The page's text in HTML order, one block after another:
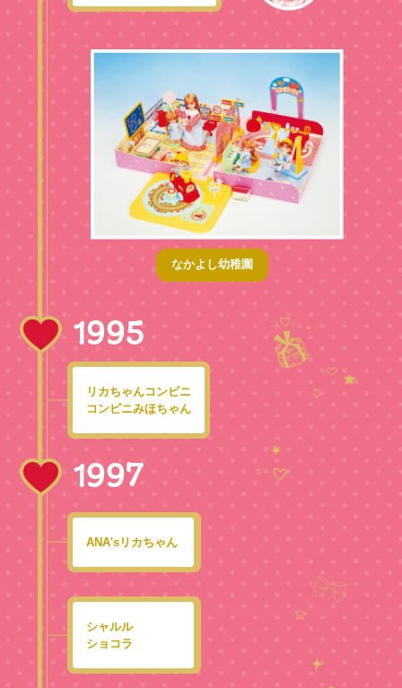
なかよし幼稚園
1995
リカちゃんコンビニ
コンビニみほちゃん
1997
ANA'sリカちゃん
シャルル
ショコラ